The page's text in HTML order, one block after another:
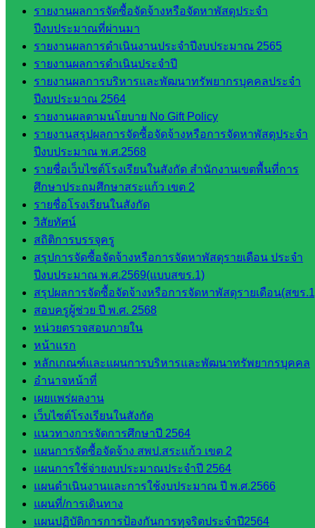
รายงานผลการจัดซื้อจัดจ้างหรือจัดหาพัสดุประจำ
ปีงบประมาณที่ผ่านมา
รายงานผลการดำเนินงานประจำปีงบประมาณ 2565
รายงานผลการดำเนินประจำปี
รายงานผลการบริหารและพัฒนาทรัพยากรบุคคลประจำ
ปีงบประมาณ 2564
รายงานผลตามนโยบาย No Gift Policy
รายงานสรุปผลการจัดซื้อจัดจ้างหรือการจัดหาพัสดุประจำ
ปีงบประมาณ พ.ศ.2568
รายชื่อเว็บไซต์โรงเรียนในสังกัด สำนักงานเขตพื้นที่การ
ศึกษาประถมศึกษาสระแก้ว เขต 2
รายชื่อโรงเรียนในสังกัด
วิสัยทัศน์
สถิติการบรรจุครู
สรุปการจัดซื้อจัดจ้างหรือการจัดหาพัสดุรายเดือน ประจำ
ปีงบประมาณ พ.ศ.2569(แบบสขร.1)
สรุปผลการจัดซื้อจัดจ้างหรือการจัดหาพัสดุรายเดือน(สขร
สอบครูผู้ช่วย ปี พ.ศ. 2568
หน่วยตรวจสอบภายใน
หน้าแรก
หลักเกณฑ์และแผนการบริหารและพัฒนาทรัพยากรบุคคล
อำนาจหน้าที่
เผยแพร่ผลงาน
เว็บไซต์โรงเรียนในสังกัด
แนวทางการจัดการศึกษาปี 2564
แผนการจัดซื้อจัดจ้าง สพป.สระแก้ว เขต 2
แผนการใช้จ่ายงบประมาณประจำปี 2564
แผนดำเนินงานและการใช้งบประมาณ ปี พ.ศ.2566
แผนที่/การเดินทาง
แผนปฏิบัติการการป้องกันการทุจริตประจำปี2564
เว็บไซต์
อ.ค.ก.ศ.เขต
พื้นที่การ
ศึกษา
ดาวน์โหลด
เอกสาร
กลุ่
มอำนวย
การ
กลุ่ม
บริหาร
งานงาน
เงินและ
สินทรัพย์
กลุ่มน
โยบาย
และแผน
กลุ่มส่ง
เสริมการ
จัดการ
ศึกษา
กลุ่ม
บริหาร
งาน
บุคคล
กลุ่ม
พัฒนาครู